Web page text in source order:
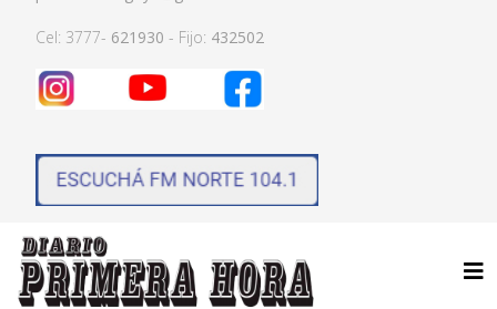
Cel: 3777- 621930 - Fijo: 432502